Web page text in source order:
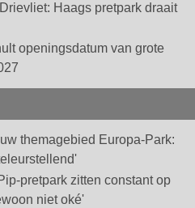
Haags pretpark draait
openingsdatum van grote
themagebied Europa-Park:
pretpark zitten constant op
niet oké'